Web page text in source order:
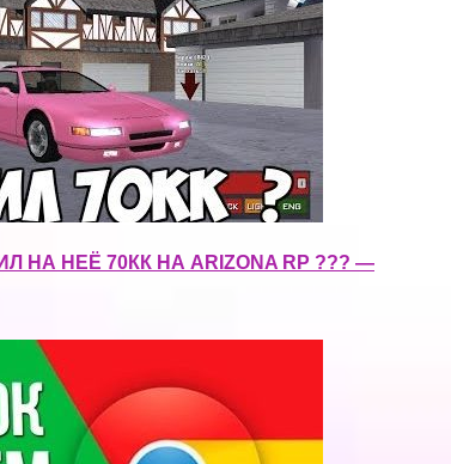
НА НЕЁ 70КК НА ARIZONA RP ??? —